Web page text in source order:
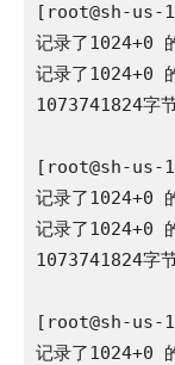
[root@sh-
记录了1024+0
记录了1024+0
1073741824字
[root@sh-
记录了1024+0
记录了1024+0
1073741824字
[root@sh-
记录了1024+0